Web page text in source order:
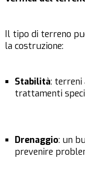
Il tipo di terreno
la costruzione:
Stabilità: terreni
trattamenti
Drenaggio: un
prevenire